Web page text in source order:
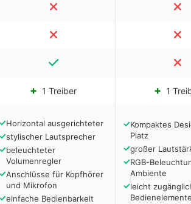
1 Treiber 1
✓Horizontal ausgerichteter
✓stylischer Lautsprecher
✓beleuchteter
Volumenregler
✓Anschlüsse für Kopfhörer
und Mikrofon
✓einfache Bedienbarkeit
✓Kompaktes
Platz
✓großer
✓RGB-
Ambiente
✓leicht